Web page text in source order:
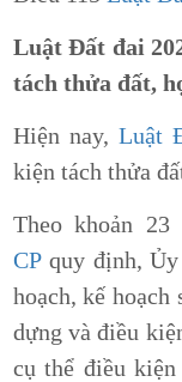
Luật Đất đai
tách thửa đất,
Hiện nay, Luật
kiện tách thửa
Theo khoản
CPquy định, Ủy
hoạch, kế
dựng và điều
cụ thể điều